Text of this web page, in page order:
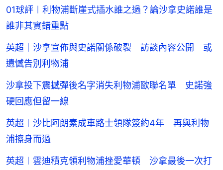
01球評︱利物浦斷崖式插水誰之過？論沙拿史諾誰是
誰非其實錯重點
英超｜沙拿宣佈與史諾關係破裂 訪談內容公開 或
遺憾告別利物浦
沙拿投下震撼彈後名字消失利物浦歐聯名單 史諾強
硬回應但留一線
英超︱沙比阿朗素成車路士領隊簽約4年 再與利物
浦擦身而過
英超︱雲迪積克領利物浦挫愛華頓 沙拿最後一次打